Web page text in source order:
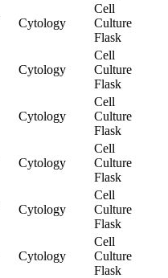
Cytology
Cell
Culture
Flask
Cytology
Cell
Culture
Flask
Cytology
Cell
Culture
Flask
Cytology
Cell
Culture
Flask
Cytology
Cell
Culture
Flask
Cytology
Cell
Culture
Flask